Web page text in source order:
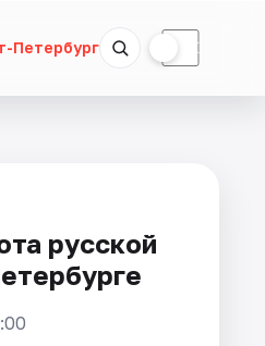
Петербург ☾
русской